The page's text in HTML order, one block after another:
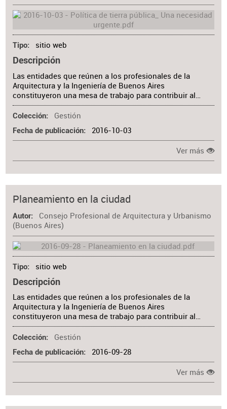
Tipo sitio web
Descripción
Las entidades que reúnen a los profesionales de la
Arquitectura y la Ingeniería de Buenos Aires
constituyeron una mesa de trabajo para contribuir al…
Colección Gestión
Fecha de publicación 2016-10-03
Ver más
Planeamiento en la ciudad
Autor
Consejo Profesional de Arquitectura y Urbanismo
(Buenos Aires)
Tipo sitio web
Descripción
Las entidades que reúnen a los profesionales de la
Arquitectura y la Ingeniería de Buenos Aires
constituyeron una mesa de trabajo para contribuir al…
Colección Gestión
Fecha de publicación 2016-09-28
Ver más